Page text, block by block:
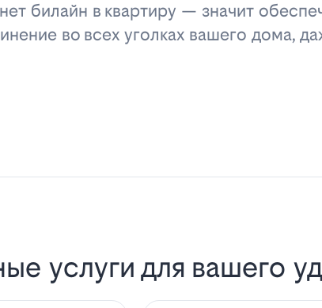
билайн в квартиру — значит
во всех уголках вашего дома,
услуги для вашего